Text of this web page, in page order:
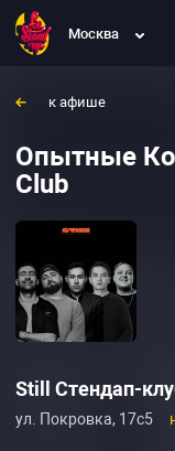
Москва
к афише
Опытные
Club
Still Стендап-
ул. Покровка, 17с5